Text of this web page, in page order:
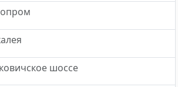
шоссе